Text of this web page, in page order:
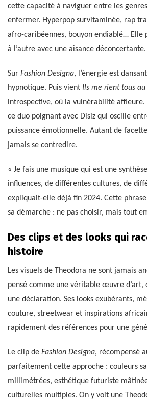
cette capacité à naviguer entre les genres
enfermer. Hyperpop survitaminée, rap
afro-caribéennes, bouyon endiablé… Elle
à l’autre avec une aisance déconcertante.
Sur Fashion Designa, l’énergie est
hypnotique. Puis vient Ils me rient tous au
introspective, où la vulnérabilité affleure.
ce duo poignant avec Disiz qui oscille
puissance émotionnelle. Autant de
jamais se contredire.
« Je fais une musique qui est une
influences, de différentes cultures, de
expliquait-elle déjà fin 2024. Cette
sa démarche : ne pas choisir, mais tout
Des clips et des looks qui
histoire
Les visuels de Theodora ne sont jamais
pensé comme une véritable œuvre d’art,
une déclaration. Ses looks exubérants,
couture, streetwear et inspirations
rapidement des références pour une
Le clip de Fashion Designa, récompensé
parfaitement cette approche : couleurs
millimétrées, esthétique futuriste
culturelles multiples. On y voit une